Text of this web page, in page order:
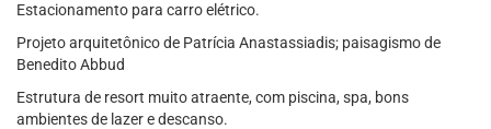
Estacionamento para carro elétrico.
Projeto arquitetônico de Patrícia Anastassiadis; paisagismo de
Benedito Abbud
Estrutura de resort muito atraente, com piscina, spa, bons
ambientes de lazer e descanso.